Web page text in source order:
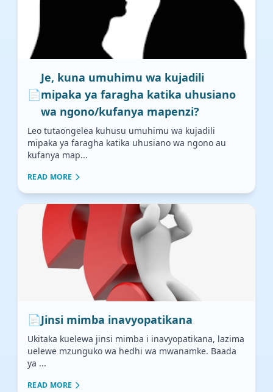
📄
Je, kuna umuhimu wa kujadili
mipaka ya faragha katika uhusiano
wa ngono/kufanya mapenzi?
Leo tutaongelea kuhusu umuhimu wa kujadili
mipaka ya faragha katika uhusiano wa ngono au
kufanya map...
READ MORE
📄Jinsi mimba inavyopatikana
Ukitaka kuelewa jinsi mimba i inavyopatikana, lazima
uelewe mzunguko wa hedhi wa mwanamke. Baada
ya ...
READ MORE